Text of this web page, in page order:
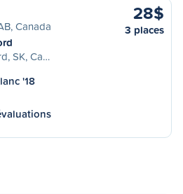
Canada
SK, Ca…
28$
3 places
'18